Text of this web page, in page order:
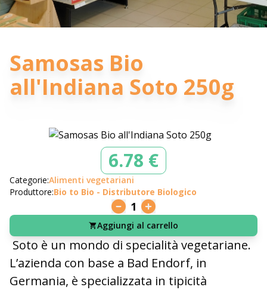
Samosas Bio
all'Indiana Soto 250g
6.78 €
Categorie:Alimenti vegetariani
Produttore:Bio to Bio - Distributore Biologico
1
Aggiungi al carrello
Soto è un mondo di specialità vegetariane.
L’azienda con base a Bad Endorf, in
Germania, è specializzata in tipicità